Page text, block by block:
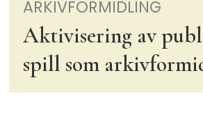
ARKIVFORMIDLING
Aktivisering av
spill som